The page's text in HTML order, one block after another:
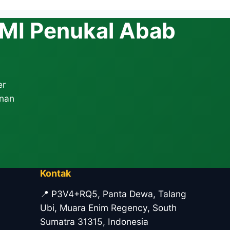
mitra kerja
Penukal Abab
Kontak
📍 P3V4+RQ5, Panta Dewa, Talang
Ubi, Muara Enim Regency, South
Sumatra 31315, Indonesia